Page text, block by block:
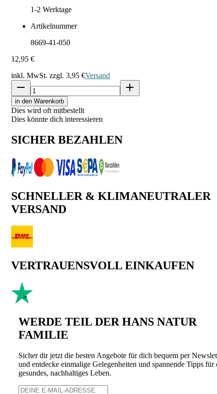
1-2 Werktage
Artikelnummer
8669-41-050
12,95 €
inkl. MwSt. zzgl. 3,95 €Versand
in den Warenkorb
Dies wird oft mitbestellt
Dies könnte dich interessieren
SICHER BEZAHLEN
SCHNELLER & KLIMANEUTRALER
VERSAND
VERTRAUENSVOLL EINKAUFEN
WERDE TEIL DER HANS NATUR
FAMILIE
Sicher dir jetzt die besten Angebote für dich bequem per
und entdecke einmalige Gelegenheiten und spannende Tipps für
gesundes, nachhaltiges Leben.